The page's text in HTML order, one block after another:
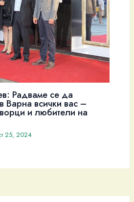
Радваме се да
Варна всички вас –
и любители на
25, 2024